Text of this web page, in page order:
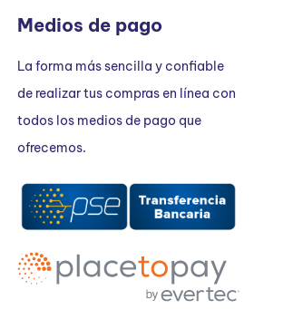
Medios de pago
La forma más sencilla y confiable
de realizar tus compras en línea con
todos los medios de pago que
ofrecemos.